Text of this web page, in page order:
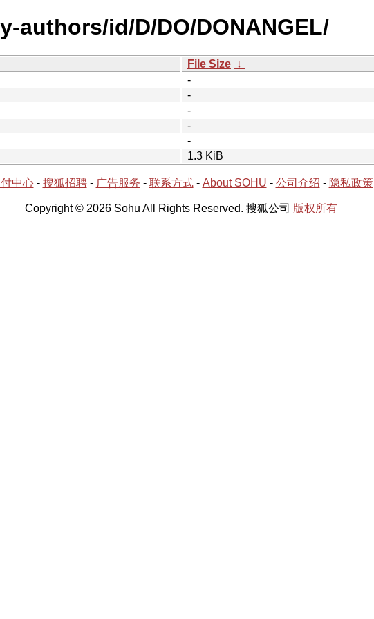
authors/id/D/DO/DONANGEL/
File Size ↓
-
-
-
-
-
1.3 KiB
中心- 搜狐招聘- 广告服务 - 联系方式- About SOHU - 公司介绍 - 隐私政策
Copyright © 2026 Sohu All Rights Reserved. 搜狐公司 版权所有